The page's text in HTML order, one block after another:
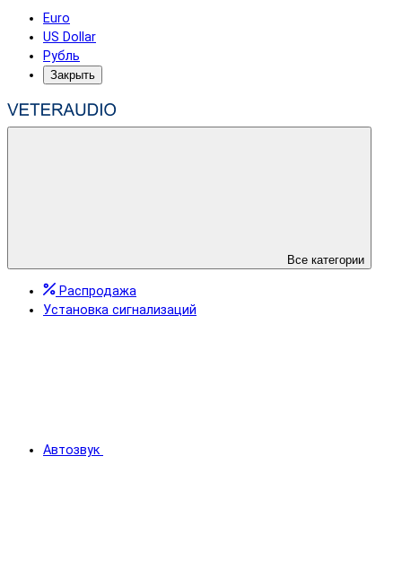
Euro
US Dollar
Рубль
Закрыть
Все категории
Распродажа
Установка сигнализаций
Автозвук